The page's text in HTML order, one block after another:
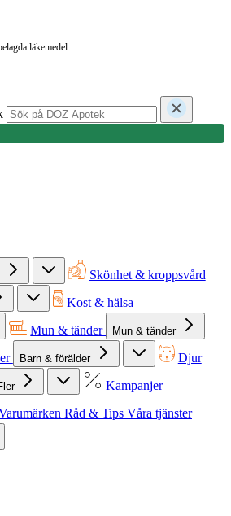
läkemedel.
Skönhet & kroppsvård
Kost & hälsa
Mun & tänder Mun & tänder
Barn & förälder Djur
Kampanjer
Råd & Tips Våra tjänster